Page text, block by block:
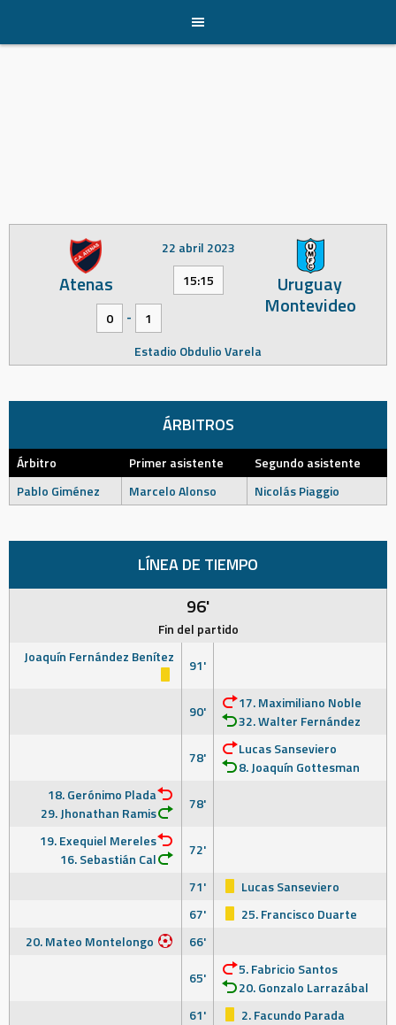
content
Atenas Uruguay
Montevideo
22 abril 2023
15:15
0 -
1
Estadio Obdulio Varela
ÁRBITROS
Árbitro Primer asistente
Segundo asistente
Pablo Giménez
Marcelo Alonso Nicolás Piaggio
LÍNEA DE TIEMPO
96'
Fin del partido
Joaquín Fernández Benítez
91'
90'
17. Maximiliano Noble
32. Walter Fernández
78'
Lucas Sanseviero
8. Joaquín Gottesman
18. Gerónimo Plada
29. Jhonathan Ramis
78'
19. Exequiel Mereles
16. Sebastián Cal
72'
71'
Lucas Sanseviero
67'
25. Francisco Duarte
20. Mateo Montelongo
66'
65'
5. Fabricio Santos
20. Gonzalo Larrazábal
61'
2. Facundo Parada